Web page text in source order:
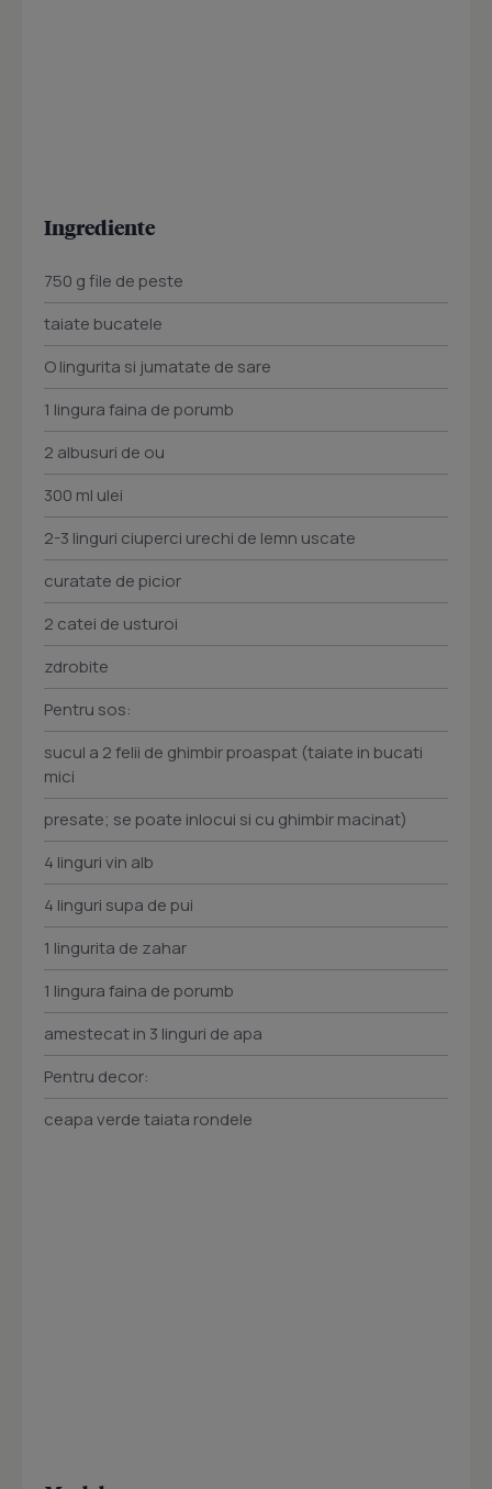
Ingrediente
750 g file de peste
taiate bucatele
O lingurita si jumatate de sare
1 lingura faina de porumb
2 albusuri de ou
300 ml ulei
2-3 linguri ciuperci urechi de lemn uscate
curatate de picior
2 catei de usturoi
zdrobite
Pentru sos:
sucul a 2 felii de ghimbir proaspat (taiate in bucati
mici
presate; se poate inlocui si cu ghimbir macinat)
4 linguri vin alb
4 linguri supa de pui
1 lingurita de zahar
1 lingura faina de porumb
amestecat in 3 linguri de apa
Pentru decor:
ceapa verde taiata rondele